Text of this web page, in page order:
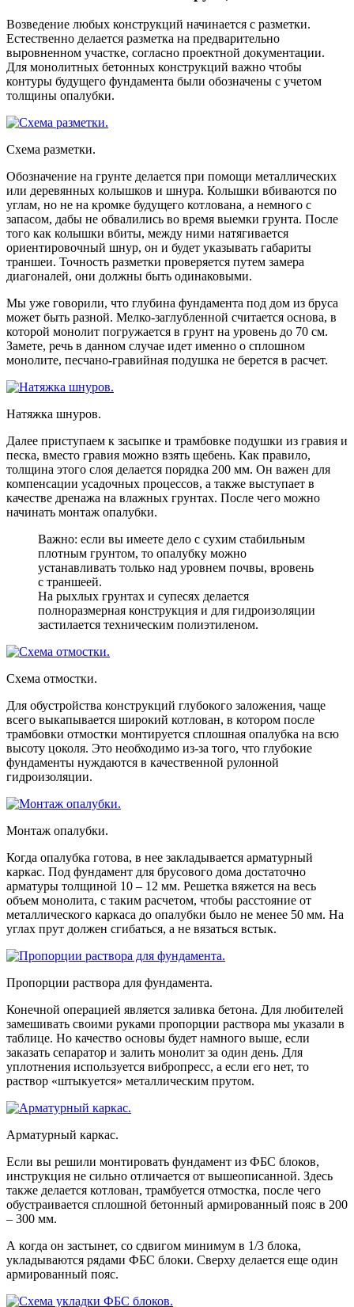
Возведение любых конструкций начинается с разметки.
Естественно делается разметка на предварительно
выровненном участке, согласно проектной документации.
Для монолитных бетонных конструкций важно чтобы
контуры будущего фундамента были обозначены с учетом
толщины опалубки.
Схема разметки.
Обозначение на грунте делается при помощи металлических
или деревянных колышков и шнура. Колышки вбиваются по
углам, но не на кромке будущего котлована, а немного с
запасом, дабы не обвалились во время выемки грунта. После
того как колышки вбиты, между ними натягивается
ориентировочный шнур, он и будет указывать габариты
траншеи. Точность разметки проверяется путем замера
диагоналей, они должны быть одинаковыми.
Мы уже говорили, что глубина фундамента под дом из бруса
может быть разной. Мелко-заглубленной считается основа, в
которой монолит погружается в грунт на уровень до 70 см.
Замете, речь в данном случае идет именно о сплошном
монолите, песчано-гравийная подушка не берется в расчет.
Натяжка шнуров.
Далее приступаем к засыпке и трамбовке подушки из гравия и
песка, вместо гравия можно взять щебень. Как правило,
толщина этого слоя делается порядка 200 мм. Он важен для
компенсации усадочных процессов, а также выступает в
качестве дренажа на влажных грунтах. После чего можно
начинать монтаж опалубки.
Важно: если вы имеете дело с сухим стабильным
плотным грунтом, то опалубку можно
устанавливать только над уровнем почвы, вровень
с траншеей.
На рыхлых грунтах и супесях делается
полноразмерная конструкция и для гидроизоляции
застилается техническим полиэтиленом.
Схема отмостки.
Для обустройства конструкций глубокого заложения, чаще
всего выкапывается широкий котлован, в котором после
трамбовки отмостки монтируется сплошная опалубка на всю
высоту цоколя. Это необходимо из-за того, что глубокие
фундаменты нуждаются в качественной рулонной
гидроизоляции.
Монтаж опалубки.
Когда опалубка готова, в нее закладывается арматурный
каркас. Под фундамент для брусового дома достаточно
арматуры толщиной 10 – 12 мм. Решетка вяжется на весь
объем монолита, с таким расчетом, чтобы расстояние от
металлического каркаса до опалубки было не менее 50 мм. На
углах прут должен сгибаться, а не вязаться встык.
Пропорции раствора для фундамента.
Конечной операцией является заливка бетона. Для любителей
замешивать своими руками пропорции раствора мы указали в
таблице. Но качество основы будет намного выше, если
заказать сепаратор и залить монолит за один день. Для
уплотнения используется вибропресс, а если его нет, то
раствор «штыкуется» металлическим прутом.
Арматурный каркас.
Если вы решили монтировать фундамент из ФБС блоков,
инструкция не сильно отличается от вышеописанной. Здесь
также делается котлован, трамбуется отмостка, после чего
обустраивается сплошной бетонный армированный пояс в 200
– 300 мм.
А когда он застынет, со сдвигом минимум в 1/3 блока,
укладываются рядами ФБС блоки. Сверху делается еще один
армированный пояс.